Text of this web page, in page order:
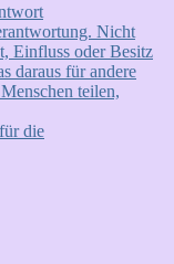
die